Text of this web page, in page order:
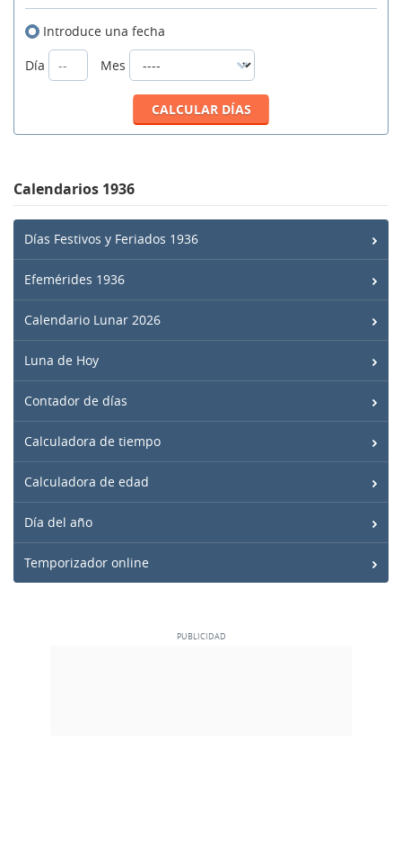
Introduce una fecha
Día
Mes
Calendarios 1936
Días Festivos y Feriados 1936
Efemérides 1936
Calendario Lunar 2026
Luna de Hoy
Contador de días
Calculadora de tiempo
Calculadora de edad
Día del año
Temporizador online